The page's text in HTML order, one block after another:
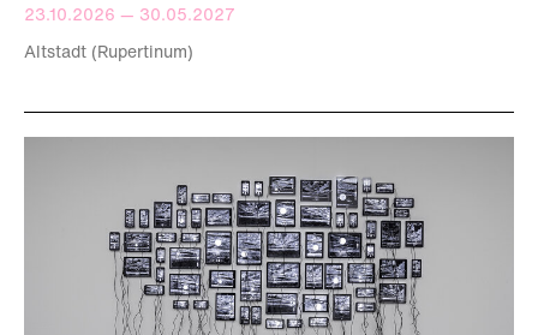
23.10.2026 — 30.05.2027
Altstadt (Rupertinum)